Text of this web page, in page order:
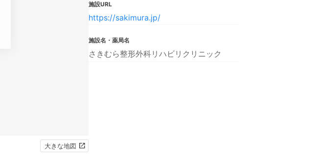
大きな地図
施設URL
https://sakimura.jp/
施設名・薬局名
さきむら整形外科リハビリクリニック